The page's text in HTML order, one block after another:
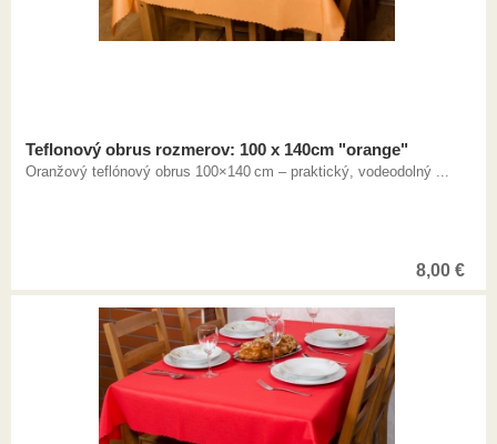
Teflonový obrus rozmerov: 100 x 140cm "orange"
Oranžový teflónový obrus 100×140 cm – praktický, vodeodolný ...
8,00 €